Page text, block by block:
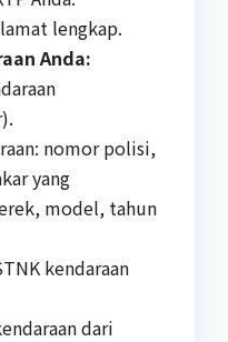
lengkap.
Anda:
nomor polisi,
yang
model, tahun
kendaraan
dari